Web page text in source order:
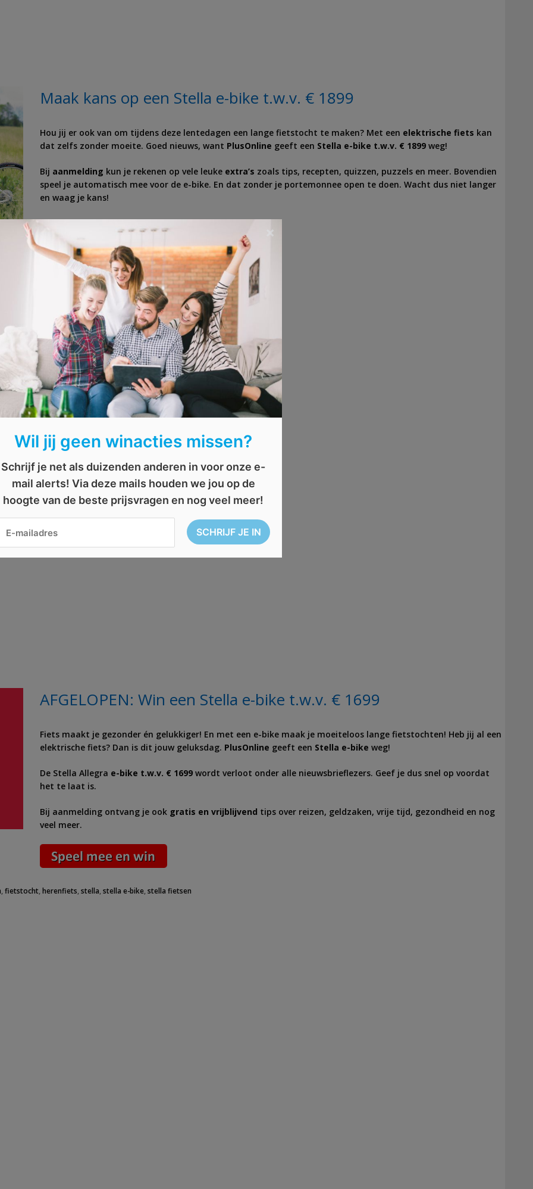
Maak kans op een Stella e-bike t.w.v. € 1899
Hou jij er ook van om tijdens deze lentedagen een lange fietstocht te maken? Met een elektrische fiets kan
dat zelfs zonder moeite. Goed nieuws, want PlusOnline geeft een Stella e-bike t.w.v. € 1899 weg!
Bij aanmelding kun je rekenen op vele leuke extra’s zoals tips, recepten, quizzen, puzzels en meer. Bovendien
speel je automatisch mee voor de e-bike. En dat zonder je portemonnee open te doen. Wacht dus niet langer
en waag je kans!
puzzels,quiz stella e-bike,vrije tijd,wedstrijd,win
AFGELOPEN: Win een Stella e-bike t.w.v. € 1699
Fiets maakt je gezonder én gelukkiger! En met een e-bike maak je moeiteloos lange fietstochten! Heb jij al een
elektrische fiets? Dan is dit jouw geluksdag. PlusOnline geeft een Stella e-bike weg!
De Stella Allegra e-bike t.w.v. € 1699 wordt verloot onder alle nieuwsbrieflezers. Geef je dus snel op voordat
het te laat is.
Bij aanmelding ontvang je ook gratis en vrijblijvend tips over reizen, geldzaken, vrije tijd, gezondheid en nog
veel meer.
,fietstocht ,herenfiets ,stella ,stella e-bike ,stella fietsen
Wil jij geen winacties missen?
Schrijf je net als duizenden anderen in voor onze e-
mail alerts! Via deze mails houden we jou op de
hoogte van de beste prijsvragen en nog veel meer!
×